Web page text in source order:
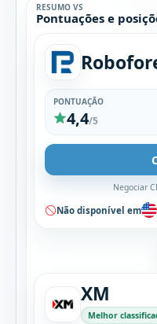
RESUMO VS
Pontuações e
PONTUAÇÃO
4,4/5
Negociar
Não disponível em
XM
Melhor